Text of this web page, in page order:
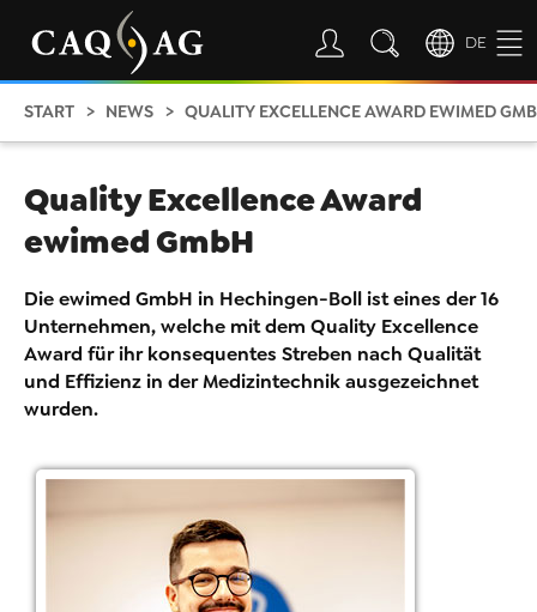
DE
START NEWS QUALITY EXCELLENCE AWARD EWIMED
Quality Excellence Award
ewimed GmbH
Die ewimed GmbH in Hechingen-Boll ist eines der 16
Unternehmen, welche mit dem Quality Excellence
Award für ihr konsequentes Streben nach Qualität
und Effizienz in der Medizintechnik ausgezeichnet
wurden.